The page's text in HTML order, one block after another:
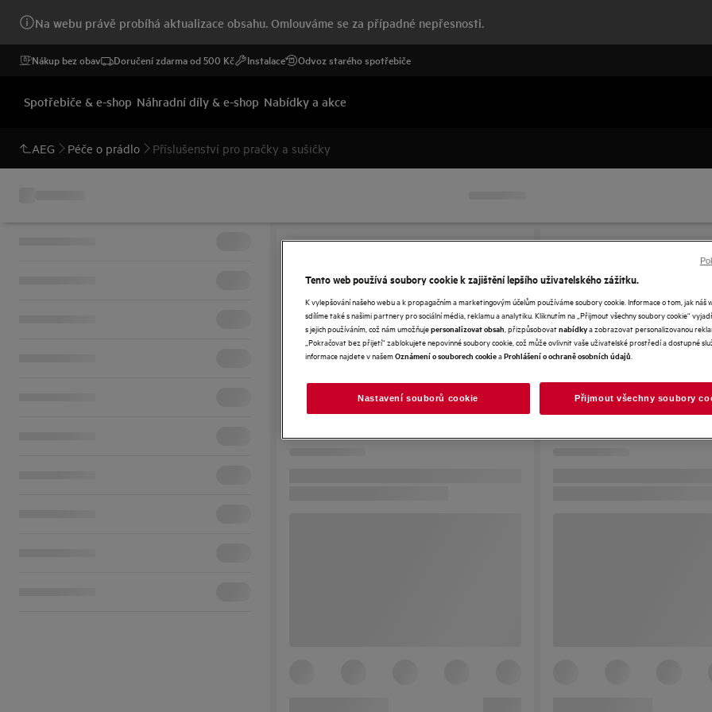
Na webu právě probíhá aktualizace obsahu. Omlouváme se za případné nepřesnosti.
Nákup bez obav Doručení zdarma od 500 Kč Instalace Odvoz starého spotřebiče
Spotřebiče & e-shop Náhradní díly & e-shop Nabídky a akce
AEG Péče o prádlo Příslušenství pro pračky a sušičky
Tento web používá soubory cookie k zajištění lepšího uživatelského zážitku.
K vylepšování našeho webu a k propagačním a marketingovým účelům používáme soubory cookie. Informace o tom, jak náš
sdílíme také s našimi partnery pro sociální média, reklamu a analytiku. Kliknutím na „Přijmout všechny soubory cookie“
s jejich používáním, což nám umožňujepersonalizovat obsah , přizpůsobovatnabídkya zobrazovat personalizovanou
„Pokračovat bez přijetí“ zablokujete nepovinné soubory cookie, což může ovlivnit vaše uživatelské prostředí a dostupné
informace najdete v našemOznámení o souborech cookieaProhlášení o ochraně osobních údajů
Nastavení souborů cookie Přijmout všechny soubory